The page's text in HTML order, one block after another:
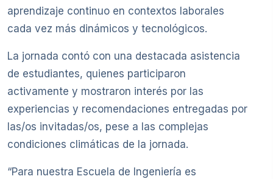
aprendizaje continuo en contextos laborales
cada vez más dinámicos y tecnológicos.
La jornada contó con una destacada asistencia
de estudiantes, quienes participaron
activamente y mostraron interés por las
experiencias y recomendaciones entregadas por
las/os invitadas/os, pese a las complejas
condiciones climáticas de la jornada.
“Para nuestra Escuela de Ingeniería es